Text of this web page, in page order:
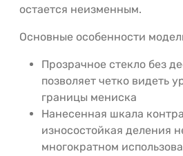
остается неизменным.
Основные особенности
Прозрачное стекло без
позволяет четко видеть
границы мениска
Нанесенная шкала
износостойкая деления
многократном